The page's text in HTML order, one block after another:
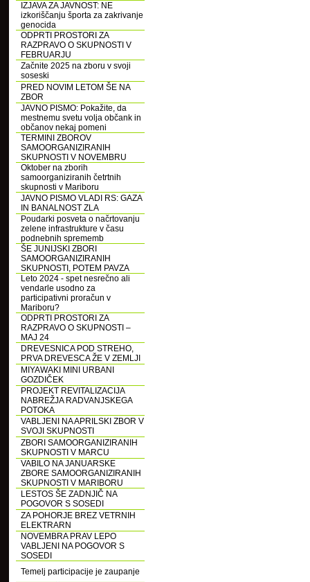
IZJAVA ZA JAVNOST: NE
izkoriščanju športa za zakrivanje
genocida
ODPRTI PROSTORI ZA
RAZPRAVO O SKUPNOSTI V
FEBRUARJU
Začnite 2025 na zboru v svoji
soseski
PRED NOVIM LETOM ŠE NA
ZBOR
JAVNO PISMO: Pokažite, da
mestnemu svetu volja občank in
občanov nekaj pomeni
TERMINI ZBOROV
SAMOORGANIZIRANIH
SKUPNOSTI V NOVEMBRU
Oktober na zborih
samoorganiziranih četrtnih
skupnosti v Mariboru
JAVNO PISMO VLADI RS: GAZA
IN BANALNOST ZLA
Poudarki posveta o načrtovanju
zelene infrastrukture v času
podnebnih sprememb
ŠE JUNIJSKI ZBORI
SAMOORGANIZIRANIH
SKUPNOSTI, POTEM PAVZA
Leto 2024 - spet nesrečno ali
vendarle usodno za
participativni proračun v
Mariboru?
ODPRTI PROSTORI ZA
RAZPRAVO O SKUPNOSTI –
MAJ 24
DREVESNICA POD STREHO,
PRVA DREVESCA ŽE V ZEMLJI
MIYAWAKI MINI URBANI
GOZDIČEK
PROJEKT REVITALIZACIJA
NABREŽJA RADVANJSKEGA
POTOKA
VABLJENI NA APRILSKI ZBOR V
SVOJI SKUPNOSTI
ZBORI SAMOORGANIZIRANIH
SKUPNOSTI V MARCU
VABILO NA JANUARSKE
ZBORE SAMOORGANIZIRANIH
SKUPNOSTI V MARIBORU
LESTOS ŠE ZADNJIČ NA
POGOVOR S SOSEDI
ZA POHORJE BREZ VETRNIH
ELEKTRARN
NOVEMBRA PRAV LEPO
VABLJENI NA POGOVOR S
SOSEDI
Temelj participacije je zaupanje